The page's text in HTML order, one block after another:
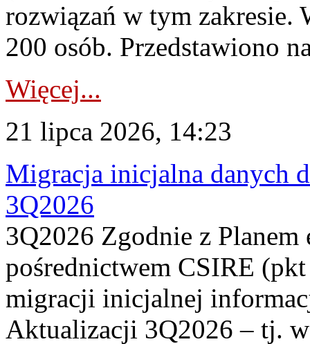
rozwiązań w tym zakresie.
200 osób. Przedstawiono
Więcej...
21 lipca 2026, 14:23
Migracja inicjalna danych
3Q2026
3Q2026 Zgodnie z
pośrednictwem CSIRE
migracji inicjalnej
Aktualizacji 3Q2026 – tj.